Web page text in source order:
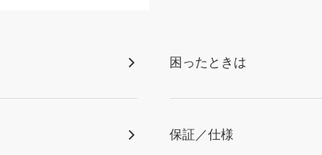
困ったときは
保証／仕様